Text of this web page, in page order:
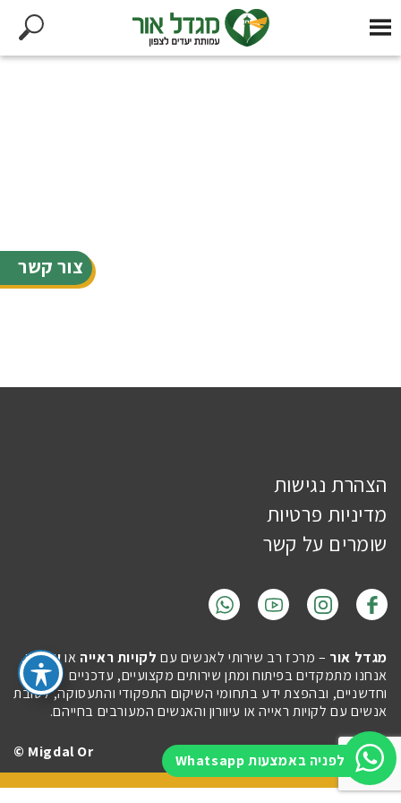
צור קשר
לפניה באמצעות Whatsapp
הצהרת נגישות
מדיניות פרטיות
שומרים על קשר
מגדל אור – מרכז רב שירותי לאנשים עם לקויות ראייה אועיוורון.
אנחנו מתמקדים בפיתוח ומתן שירותים מקצועיים, עדכניים
וחדשניים, ובהפצת ידע בתחומי השיקום התפקודי והתעסוקה, לטובת
אנשים עם לקויות ראייה או עיוורון והאנשים המעורבים בחייהם.
Imaginet
Migdal Or ©